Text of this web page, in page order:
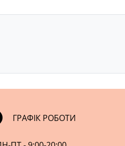
ГРАФІК РОБОТИ